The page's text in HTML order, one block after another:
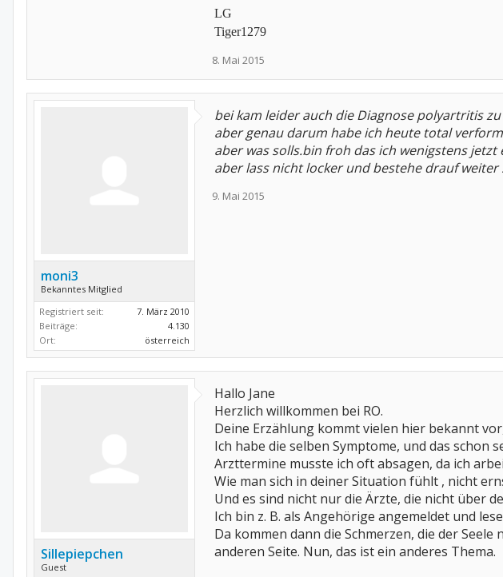
LG
Tiger1279
8. Mai 2015
moni3
Bekanntes Mitglied
Registriert seit:
7. März 2010
Beiträge:
4.130
Ort:
österreich
bei kam leider auch die Diagnose polyartritis
aber genau darum habe ich heute total
aber was solls.bin froh das ich wenigstens jetzt
aber lass nicht locker und bestehe drauf
9. Mai 2015
Sillepiepchen
Guest
Hallo Jane
Herzlich willkommen bei RO.
Deine Erzählung kommt vielen hier bekannt
Ich habe die selben Symptome, und das schon
Arzttermine musste ich oft absagen, da ich
Wie man sich in deiner Situation fühlt , nicht
Und es sind nicht nur die Ärzte, die nicht über
Ich bin z. B. als Angehörige angemeldet und
Da kommen dann die Schmerzen, die der
anderen Seite. Nun, das ist ein anderes Thema.